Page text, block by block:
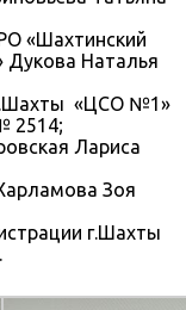
«Шахтинский
Наталья
«ЦСО №1»
2514;
Лариса
Зоя
г.Шахты